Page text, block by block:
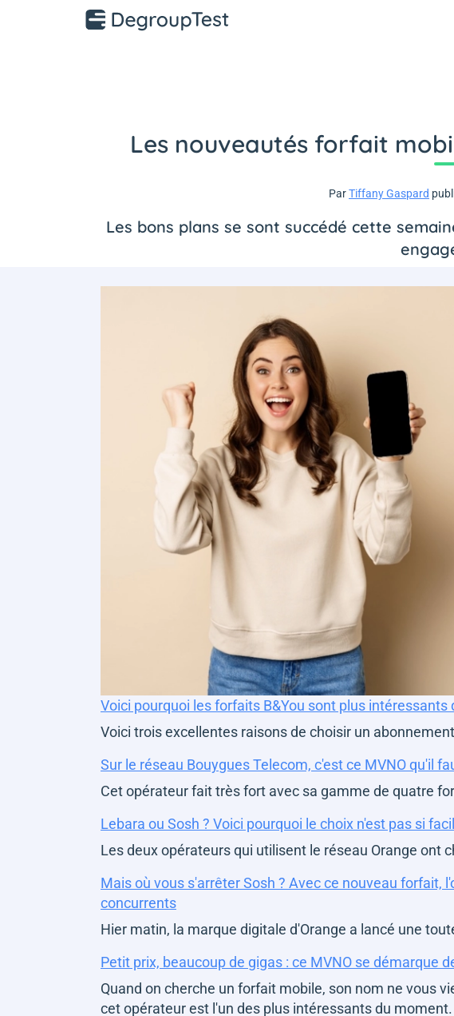
Les nouveautés forfait
ParTiffany Gaspard
Les bons plans se sont succédé cette
Voici pourquoi les forfaits B&You sont plus intéressants
Voici trois excellentes raisons de choisir un abonnement
Sur le réseau Bouygues Telecom, c'est ce MVNO qu'il
Cet opérateur fait très fort avec sa gamme de quatre
Lebara ou Sosh ? Voici pourquoi le choix n'est pas si
Les deux opérateurs qui utilisent le réseau Orange ont
Mais où vous s'arrêter Sosh ? Avec ce nouveau forfait,
concurrents
Hier matin, la marque digitale d'Orange a lancé une
Petit prix, beaucoup de gigas : ce MVNO se démarque
Quand on cherche un forfait mobile, son nom ne vous
cet opérateur est l'un des plus intéressants du moment.